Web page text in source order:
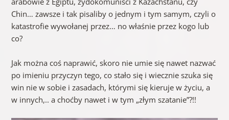
Chin… zawsze i tak pisaliby o jednym i tym samym, czyli o
katastrofie wywołanej przez… no właśnie przez kogo lub
co?
Jak można coś naprawić, skoro nie umie się nawet nazwać
po imieniu przyczyn tego, co stało się i wiecznie szuka się
win nie w sobie i zasadach, którymi się kieruje w życiu, a
w innych,.. a choćby nawet i w tym „złym szatanie”?!!